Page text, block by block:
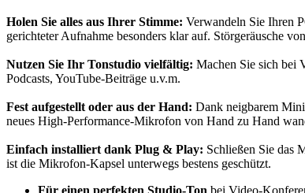
Holen Sie alles aus Ihrer Stimme: Verwandeln Sie Ihren
gerichteter Aufnahme besonders klar auf. Störgeräusche
Nutzen Sie Ihr Tonstudio vielfältig: Machen Sie sich bei
Podcasts, YouTube-Beiträge u.v.m.
Fest aufgestellt oder aus der Hand: Dank neigbarem
neues High-Performance-Mikrofon von Hand zu Hand
Einfach installiert dank Plug & Play: Schließen Sie das
ist die Mikrofon-Kapsel unterwegs bestens geschützt.